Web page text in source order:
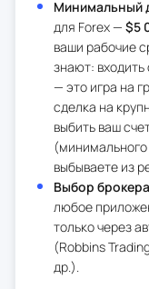
Минимальный
для Forex — $5
ваши рабочие
знают:
— это игра на
сделка на
выбить ваш
(минимального
выбываете из
Выбор брокера
любое
только через
(Robbins
др.).